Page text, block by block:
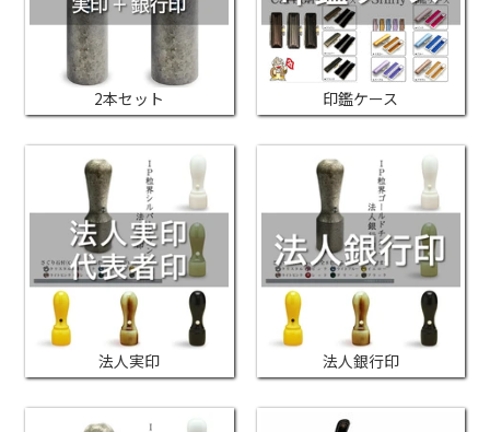
2本セット 印鑑ケース
法人実印 法人銀行印